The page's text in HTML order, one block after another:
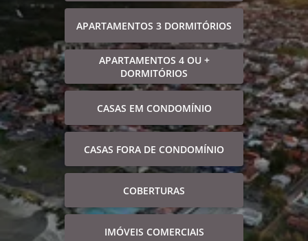
APARTAMENTOS 3 DORMITÓRIOS
APARTAMENTOS 4 OU +
DORMITÓRIOS
CASAS EM CONDOMÍNIO
CASAS FORA DE CONDOMÍNIO
COBERTURAS
IMÓVEIS COMERCIAIS